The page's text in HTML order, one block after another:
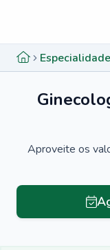
Aproveite os